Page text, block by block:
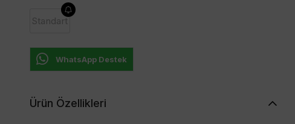
Standart
WhatsApp Destek
Ürün Özellikleri